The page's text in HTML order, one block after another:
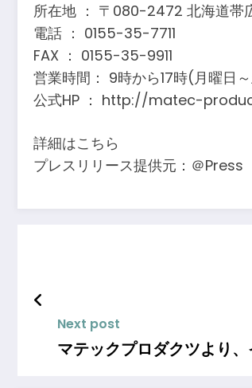
所在地 ： 〒080-2472 北海道帯
電話 ： 0155-35-7711
FAX ： 0155-35-9911
営業時間： 9時から17時(月曜日
公式HP ： http://matec-
詳細はこちら
プレスリリース提供元：＠Press
Next post
マテックプロダクツより